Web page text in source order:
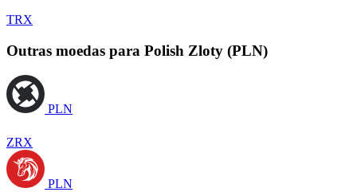
TRX
Outras moedas para Polish Zloty (PLN)
PLN
ZRX
PLN